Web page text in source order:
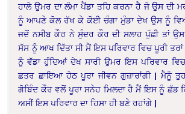
ਹਾਲੇ ਉਮਰ ਦਾ ਲੰਮਾ ਪੈਂਡਾ ਤਹਿ ਕਰਨਾ ਹੈ ਜੇ ਉਸ ਦੀ
ਨੂੰ ਆਪਣੇ ਕੋਲ ਰੱਖ ਕੇ ਕੋਈ ਚੰਗਾ ਮੁੰਡਾ ਦੇਖ ਉਸ ਨੂੰ
ਜਦੋਂ ਨਸੀਬ ਕੌਰ ਨੇ ਸੁੰਦਰ ਕੌਰ ਦੀ ਸਲਾਹ ਪੁੱਛੀ ਤਾਂ
ਸੱਸ ਨੂੰ ਆਖ ਦਿੱਤਾ ਸੀ ਮੈਂ ਇਸ ਪਰਿਵਾਰ ਵਿਚ ਪੂਰੀ
ਨੂੰ ਵੱਡਾ ਹੁੰਦਿਆਂ ਦੇਖ ਸਾਰੀ ਉਮਰ ਇਸ ਪਰਿਵਾਰ
ਛਤਰ ਛਾਇਆ ਹੇਠ ਪੂਰਾ ਜੀਵਨ ਗੁਜ਼ਾਰਾਂਗੀ | ਮੈਨੂੰ
ਗੋਬਿੰਦ ਕੌਰ ਵਲੋਂ ਪੂਰਾ ਸਨੇਹ ਮਿਲਦਾ ਹੈ ਮੈਂ ਇਸ ਨੂੰ ਛੱਡ
ਅਸੀਂ ਇਸ ਪਰਿਵਾਰ ਦਾ ਹਿਸਾ ਹੀ ਬਣੇ ਰਹਾਂਗੇ |